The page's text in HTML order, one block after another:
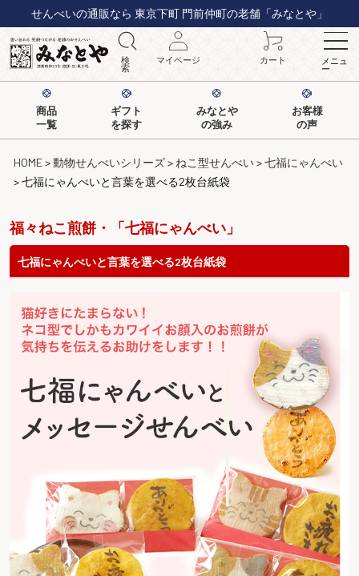
せんべいの通販なら 東京下町 門前仲町の老舗「みなとや」
検
索
マイページ カート メニュ
ー
商品
一覧
ギフト
を探す
みなとや
の強み
お客様
の声
HOME 動物せんべいシリーズ ねこ型せんべい
七福にゃんべい
七福にゃんべいと言葉を選べる2枚台紙袋
福々ねこ煎餅・「七福にゃんべい」
七福にゃんべいと言葉を選べる2枚台紙袋